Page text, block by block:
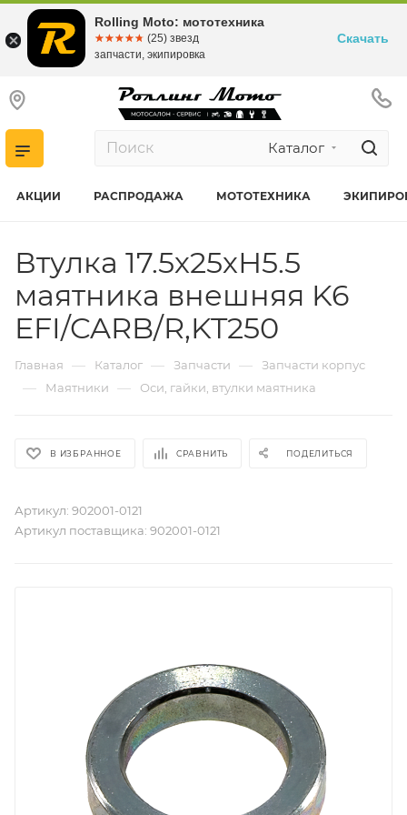
Каталог
АКЦИИ РАСПРОДАЖА МОТОТЕХНИКА
Втулка 17.5х25хН5.5
маятника внешняя K6
EFI/CARB/R,KT250
Главная — Каталог — Запчасти — Запчасти корпус
— Маятники — Оси, гайки, втулки маятника
В ИЗБРАННОЕ СРАВНИТЬ ПОДЕЛИТЬСЯ
Артикул: 902001-0121
Артикул поставщика: 902001-0121
Rolling Moto: мототехника
☆☆☆☆☆
★★★★★ (25) звезд
запчасти, экипировка
Скачать